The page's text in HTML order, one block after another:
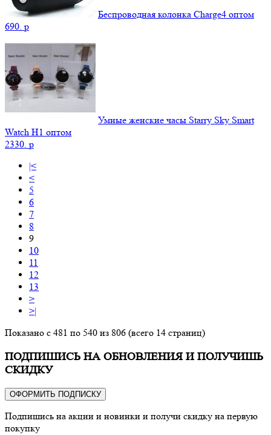
Беспроводная колонка Charge4 оптом
690. p
Умные женские часы Starry Sky Smart
Watch H1 оптом
2330. p
|<
<
5
6
7
8
9
10
11
12
13
>
>|
Показано с 481 по 540 из 806 (всего 14 страниц)
ПОДПИШИСЬ НА ОБНОВЛЕНИЯ И ПОЛУЧИШЬ
СКИДКУ
ОФОРМИТЬ ПОДПИСКУ
Подпишись на акции и новинки и получи скидку на первую
покупку